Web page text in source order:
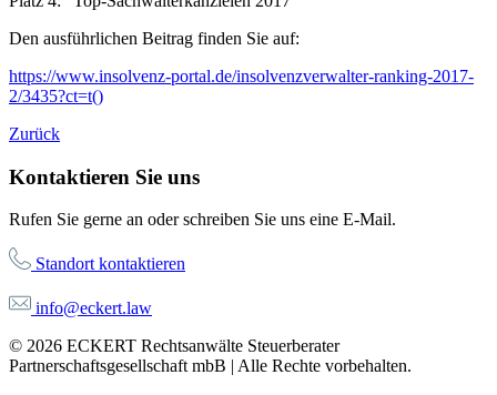
Den ausführlichen Beitrag finden Sie auf:
https://www.insolvenz-portal.de/insolvenzverwalter-ranking-2017-
2/3435?ct=t()
Zurück
Kontaktieren Sie uns
Rufen Sie gerne an oder schreiben Sie uns eine E-Mail.
Standort kontaktieren
info@eckert.law
© 2026 ECKERT Rechtsanwälte Steuerberater
Partnerschaftsgesellschaft mbB | Alle Rechte vorbehalten.